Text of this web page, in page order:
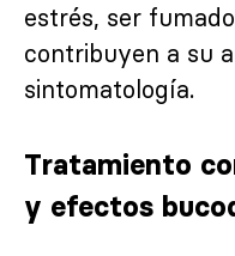
estrés, ser
contribuyen a su
sintomatología.
Tratamiento
y efectos